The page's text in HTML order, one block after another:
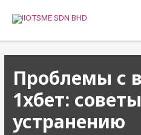
Проблемы с
1хбет:
устранению